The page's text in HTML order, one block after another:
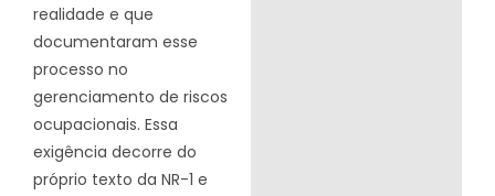
realidade e que
documentaram esse
processo no
gerenciamento de riscos
ocupacionais. Essa
exigência decorre do
próprio texto da NR-1 e